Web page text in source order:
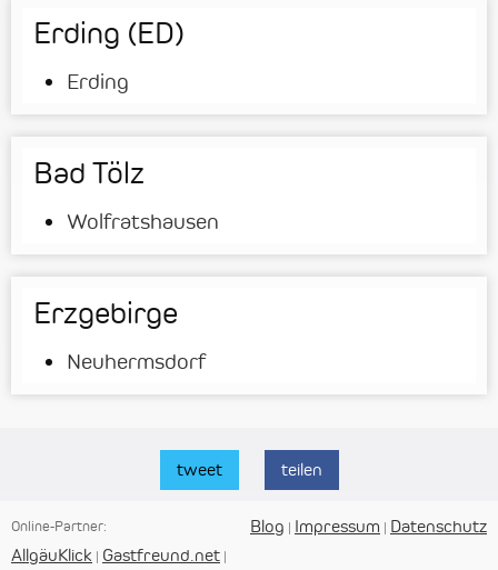
Erding (ED)
Erding
Bad Tölz
Wolfratshausen
Erzgebirge
Neuhermsdorf
tweet teilen
Online-Partner:
AllgäuKlick | Gastfreund.net |
Blog | Impressum | Datenschutz